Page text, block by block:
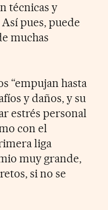
técnicas y
pues, puede
muchas
“empujan hasta
y daños, y su
estrés personal
con el
liga
muy grande,
si no se